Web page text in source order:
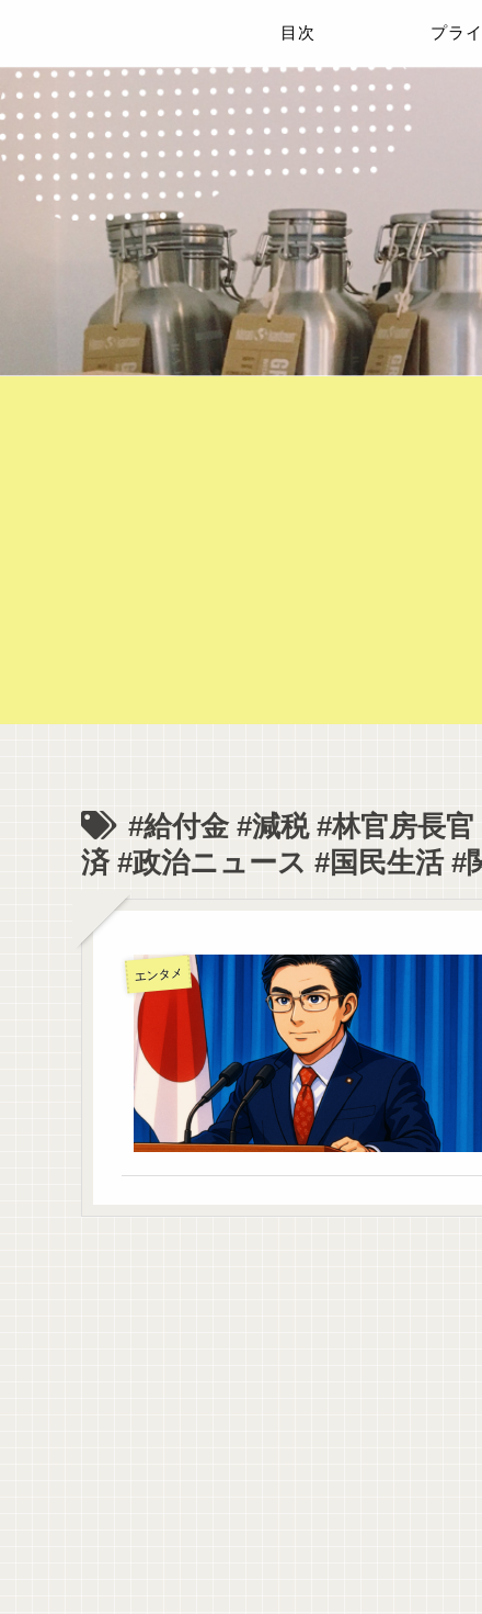
目次 プラ
#給付金 #減税 #林官房長
済 #政治ニュース #国民生活 #
エンタメ